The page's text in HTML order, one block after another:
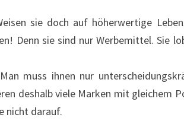
sie doch auf höherwertige
Denn sie sind nur Werbemittel. Sie
muss ihnen nur
deshalb viele Marken mit gleichem
nicht darauf.